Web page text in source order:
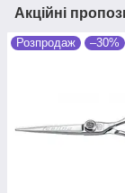
Акційні
Розпродаж –30%